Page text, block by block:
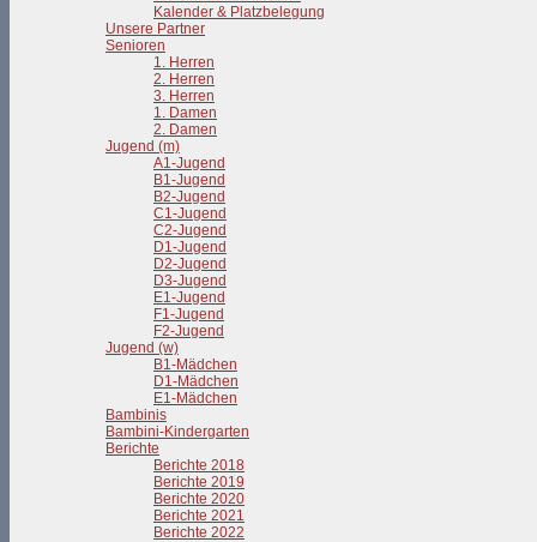
Kalender & Platzbelegung
Unsere Partner
Senioren
1. Herren
2. Herren
3. Herren
1. Damen
2. Damen
Jugend (m)
A1-Jugend
B1-Jugend
B2-Jugend
C1-Jugend
C2-Jugend
D1-Jugend
D2-Jugend
D3-Jugend
E1-Jugend
F1-Jugend
F2-Jugend
Jugend (w)
B1-Mädchen
D1-Mädchen
E1-Mädchen
Bambinis
Bambini-Kindergarten
Berichte
Berichte 2018
Berichte 2019
Berichte 2020
Berichte 2021
Berichte 2022